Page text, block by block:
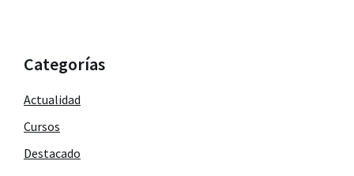
Categorías
Actualidad
Cursos
Destacado